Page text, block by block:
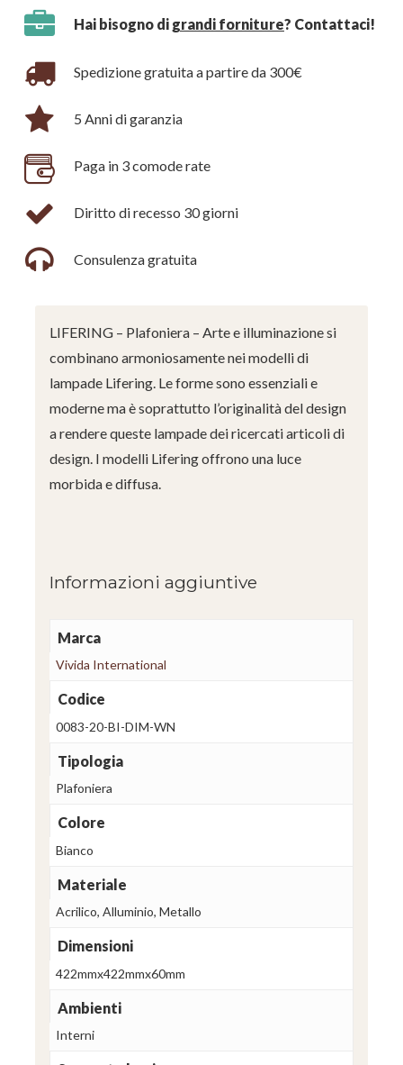
Hai bisogno di grandi forniture? Contattaci!
Spedizione gratuita a partire da 300€
5 Anni di garanzia
Paga in 3 comode rate
Diritto di recesso 30 giorni
Consulenza gratuita
LIFERING – Plafoniera – Arte e illuminazione si
combinano armoniosamente nei modelli di
lampade Lifering. Le forme sono essenziali e
moderne ma è soprattutto l’originalità del design
a rendere queste lampade dei ricercati articoli di
design. I modelli Lifering offrono una luce
morbida e diffusa.
Informazioni aggiuntive
Marca
Vivida International
Codice
0083-20-BI-DIM-WN
Tipologia
Plafoniera
Colore
Bianco
Materiale
Acrilico, Alluminio, Metallo
Dimensioni
422mmx422mmx60mm
Ambienti
Interni